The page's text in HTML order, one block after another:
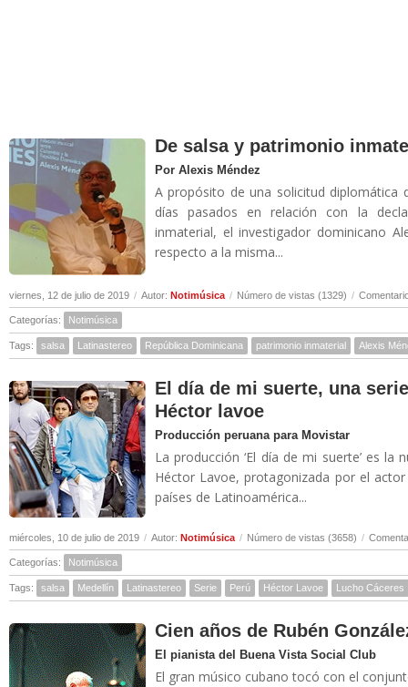
De salsa y patrimonio
Por Alexis Méndez
A propósito de una solicitud diplomática
días pasados en relación con la
inmaterial, el investigador dominicano
respecto a la misma...
viernes, 12 de julio de 2019 / Autor: Notimúsica / Número de vistas (1329) /
Categorías: Notimúsica
Tags: salsa Latinastereo República Dominicana patrimonio inmaterial Alexis
El día de mi suerte, una
Héctor lavoe
Producción peruana para Movistar
La producción ‘El día de mi suerte’ es
Héctor Lavoe, protagonizada por el
países de Latinoamérica...
miércoles, 10 de julio de 2019 / Autor: Notimúsica / Número de vistas (3658) /
Categorías: Notimúsica
Tags: salsa Medellín Latinastereo Serie Perú Héctor Lavoe Lucho Cáceres
Cien años de Rubén
El pianista del Buena Vista Social Club
El gran músico cubano tocó con el